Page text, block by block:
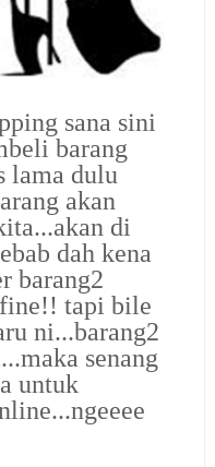
sana sini
barang
lama dulu
akan
di
dah kena
barang2
tapi bile
ni...barang2
senang
untuk